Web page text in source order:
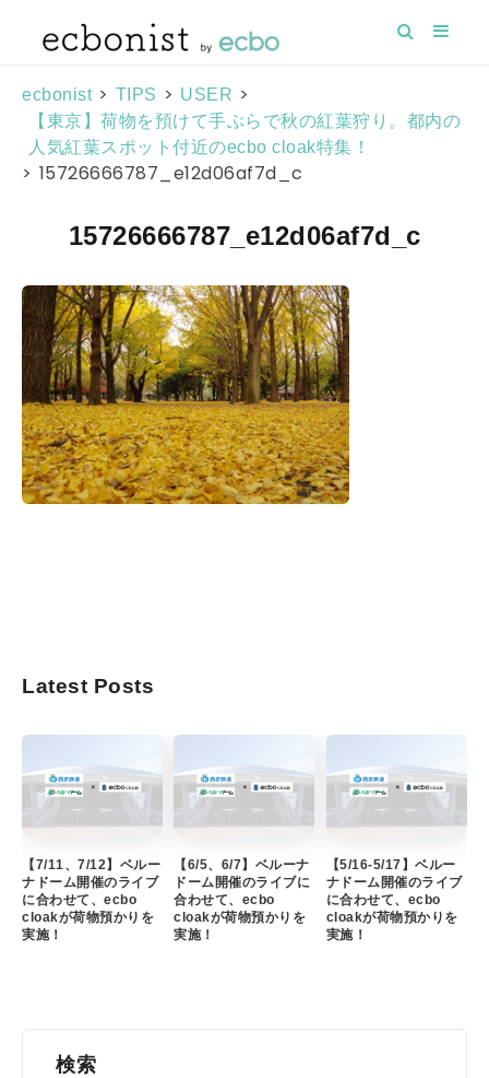
ecbonist > TIPS > USER >
【東京】荷物を預けて手ぶらで秋の紅葉狩り。都内の
人気紅葉スポット付近のecbo cloak特集！
> 15726666787_e12d06af7d_c
15726666787_e12d06af7d_c
Latest Posts
【7/11、7/12】ベルー
ナドーム開催のライブ
に合わせて、ecbo
cloakが荷物預かりを
実施！
【6/5、6/7】ベルーナ
ドーム開催のライブに
合わせて、ecbo
cloakが荷物預かりを
実施！
【5/16-5/17】ベルー
ナドーム開催のライブ
に合わせて、ecbo
cloakが荷物預かりを
実施！
検索